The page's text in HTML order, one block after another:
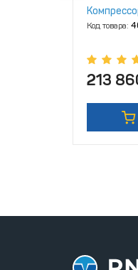
Код товара:
213